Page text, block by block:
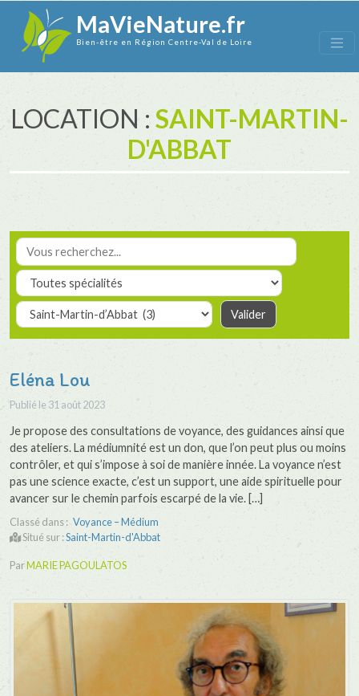
MaVieNature.fr
Bien-être en Région Centre-Val de Loire
LOCATION : SAINT-MARTIN-
D'ABBAT
Eléna Lou
Publié le 31 août 2023
Je propose des consultations de voyance, des guidances ainsi que
des ateliers. La médiumnité est un don, que l’on peut plus ou moins
contrôler, et qui s’impose à soi de manière innée. La voyance n’est
pas une science exacte, c’est un support, une aide spirituelle pour
avancer sur le chemin parfois escarpé de la vie. […]
Classé dans : Voyance – Médium
Situé sur :Saint-Martin-d'Abbat
ParMARIE PAGOULATOS